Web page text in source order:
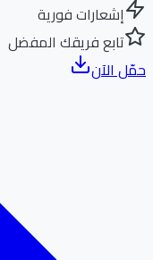
إشعارات فورية
تابع فريقك المفضل
الآن